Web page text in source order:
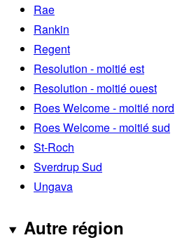
Rae
Rankin
Regent
Resolution - moitié est
Resolution - moitié ouest
Roes Welcome - moitié nord
Roes Welcome - moitié sud
St-Roch
Sverdrup Sud
Ungava
Autre région